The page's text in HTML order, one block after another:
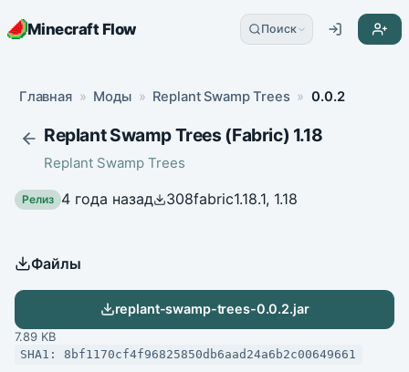
Minecraft Flow Поиск
Главная » Моды » Replant Swamp Trees » 0.0.2
Replant Swamp Trees (Fabric) 1.18
Replant Swamp Trees
Релиз 4 года назад 308fabric1.18.1, 1.18
Файлы
replant-swamp-trees-0.0.2.jar
7.89 KB
SHA1: 8bf1170cf4f96825850db6aad24a6b2c00649661